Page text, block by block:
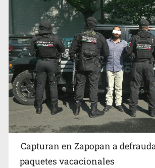
Fallece monseñor Carlos Garfias
emérito de Morelia
Capturan en Zapopan a
paquetes vacacionales